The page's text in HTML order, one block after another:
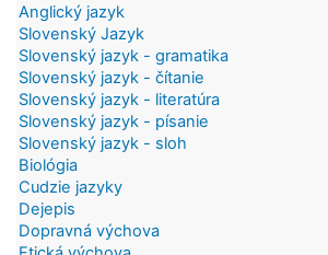
Anglický jazyk
Slovenský Jazyk
Slovenský jazyk - gramatika
Slovenský jazyk - čítanie
Slovenský jazyk - literatúra
Slovenský jazyk - písanie
Slovenský jazyk - sloh
Biológia
Cudzie jazyky
Dejepis
Dopravná výchova